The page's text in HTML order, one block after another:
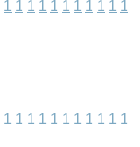
1 1 1 1 1 1 1 1 1 1 1
1 1 1 1 1 1 1 1 1 1 1